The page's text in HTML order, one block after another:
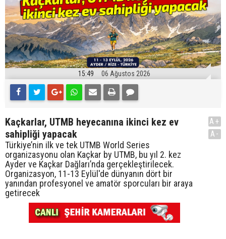
15:49 06 Ağustos 2026
Kaçkarlar, UTMB heyecanına ikinci kez ev
sahipliği yapacak
Türkiye’nin ilk ve tek UTMB World Series
organizasyonu olan Kaçkar by UTMB, bu yıl 2. kez
Ayder ve Kaçkar Dağları’nda gerçekleştirilecek.
Organizasyon, 11-13 Eylül'de dünyanın dört bir
yanından profesyonel ve amatör sporcuları bir araya
getirecek
A+
A-